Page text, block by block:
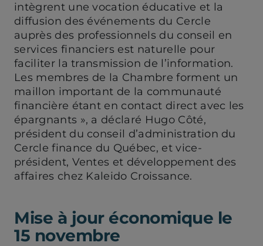
intègrent une vocation éducative et la
diffusion des événements du Cercle
auprès des professionnels du conseil en
services financiers est naturelle pour
faciliter la transmission de l’information.
Les membres de la Chambre forment un
maillon important de la communauté
financière étant en contact direct avec les
épargnants », a déclaré Hugo Côté,
président du conseil d’administration du
Cercle finance du Québec, et vice-
président, Ventes et développement des
affaires chez Kaleido Croissance.
Mise à jour économique le
15 novembre